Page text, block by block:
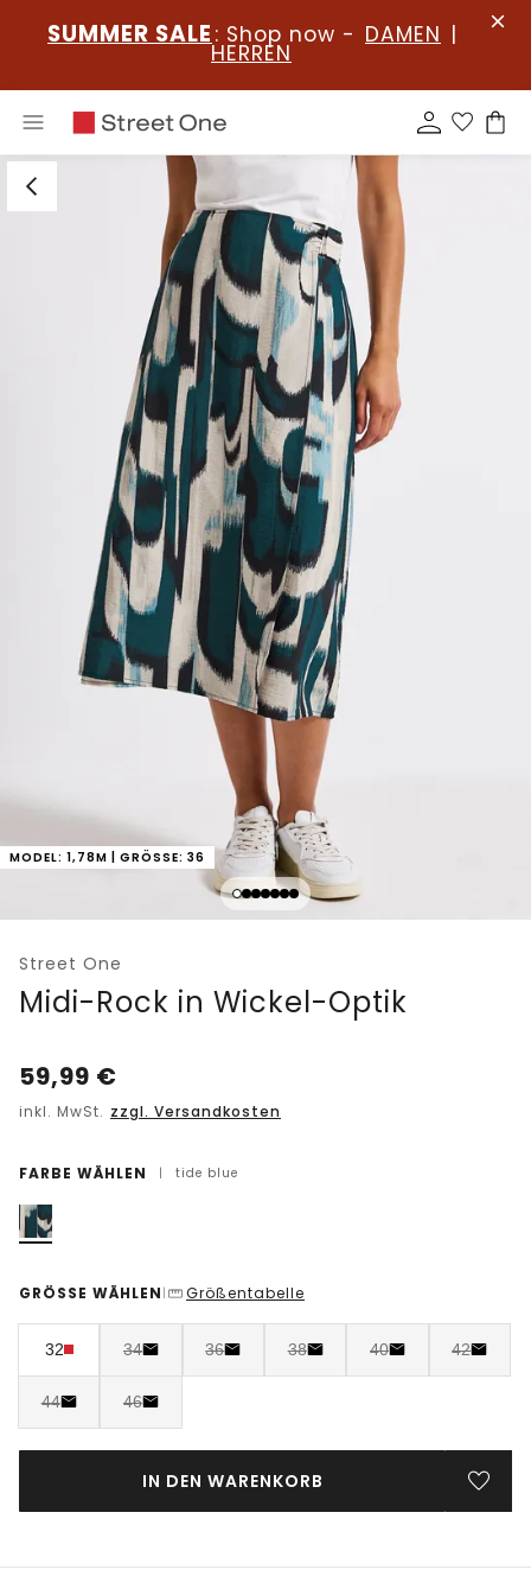
SUMMER SALE : Shop now - DAMEN |
HERREN
MODEL: 1,78M | GRÖSSE: 36
Street One
Midi-Rock in Wickel-Optik
59,99 €
inkl. MwSt. zzgl. Versandkosten
FARBE WÄHLEN | tide blue
GRÖSSE WÄHLEN | Größentabelle
32 34 36 38 40 42
44 46
IN DEN WARENKORB